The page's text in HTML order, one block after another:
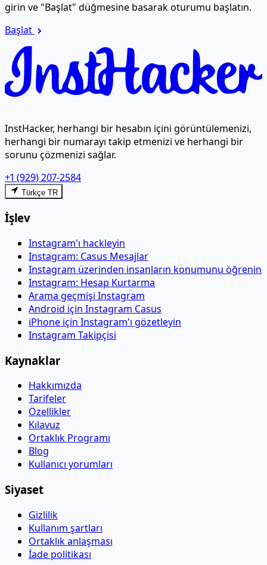
girin ve "Başlat" düğmesine basarak oturumu başlatın.
Başlat
InstHacker, herhangi bir hesabın içini görüntülemenizi,
herhangi bir numarayı takip etmenizi ve herhangi bir
sorunu çözmenizi sağlar.
+1 (929) 207-2584
Türkçe TR
İşlev
Instagram'ı hackleyin
Instagram: Casus Mesajlar
Instagram üzerinden insanların konumunu öğrenin
Instagram: Hesap Kurtarma
Arama geçmişi Instagram
Android için Instagram Casus
iPhone için Instagram'ı gözetleyin
Instagram Takipçisi
Kaynaklar
Hakkımızda
Tarifeler
Özellikler
Kılavuz
Ortaklık Programı
Blog
Kullanıcı yorumları
Siyaset
Gizlilik
Kullanım şartları
Ortaklık anlaşması
İade politikası